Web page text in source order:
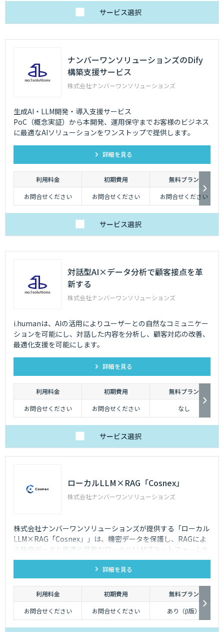
ローカルLLM×RAG「Cosnex」
株式会社ナンバーワンソリューションズ
株式会社ナンバーワンソリューションズが提供する「ローカル
LLM×RAG「Cosnex」」は、機密データを保護し、RAGによ
る独自データと最適化可能なローカルLLMプラットフォームを
提供。セキュリティを重視したナレッジマネジメント、エンタ
ープライズサーチに最適なAIソリューションです。
詳細を見る
利用料金 初期費用
無料プラン
お問合せください
お問合せください あり（β版）
対話型AI×データ分析で顧客接点を革
新する
株式会社ナンバーワンソリューションズ
i.humanは、AIの活用によりユーザーとの自然なコミュニケー
ションを可能にし、対話した内容を分析し、顧客対応の改善、
最適化支援を可能にします。
詳細を見る
利用料金 初期費用
無料プラン
お問合せください
お問合せください なし
サービス選択
ナンバーワンソリューションズのDify
構築支援サービス
株式会社ナンバーワンソリューションズ
生成AI・LLM開発・導入支援サービス
PoC（概念実証）から本開発、運用保守までお客様のビジネス
に最適なAIソリューションをワンストップで提供します。
詳細を見る
利用料金 初期費用
無料プラン
お問合せください
お問合せください お問合せください
サービス選択
サービス選択